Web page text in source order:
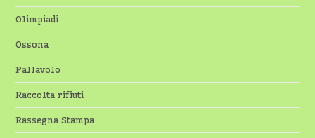
Olimpiadi
Ossona
Pallavolo
Raccolta rifiuti
Rassegna Stampa